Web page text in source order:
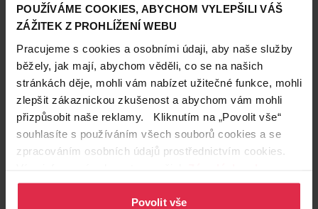
POUŽÍVÁME COOKIES, ABYCHOM VYLEPŠILI VÁŠ
ZÁŽITEK Z PROHLÍŽENÍ WEBU
Pracujeme s cookies a osobními údaji, aby naše služby
běžely, jak mají, abychom věděli, co se na našich
stránkách děje, mohli vám nabízet užitečné funkce, mohli
zlepšit zákaznickou zkušenost a abychom vám mohli
přizpůsobit naše reklamy. Kliknutím na „Povolit vše“
souhlasíte s používáním všech souborů cookies a se
zpracováním osobních údajů prostřednictvím cookies.
osobních údajů.
Povolit vše
Podobné produkty